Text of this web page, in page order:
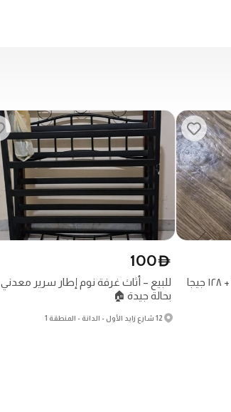
١٠٠٪ أصلي Samsung M44 5G، ٦ + ١٢٨ جيجا
D
100
للبيع – أثاث غرفة نوم إطار سرير معدني
بحالة جيدة 🏠
12 شارع زايد الأول - الدانة - المنطقة 1